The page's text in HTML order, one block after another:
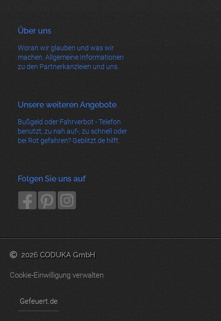
Über uns
Woran wir glauben und was wir
machen. Allgemeine Informationen
zu den Partnerkanzleien und uns.
Unsere weiteren Angebote
Bußgeld oder Fahrverbot - Telefon
benutzt, zu nah auf-, zu schnell oder
bei Rot gefahren? Geblitzt.de hilft.
Folgen Sie uns auf
2026 CODUKA GmbH
Cookie-Einwilligung verwalten
Gefeuert.de